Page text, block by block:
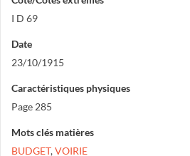
I D 69
Date
23/10/1915
Caractéristiques physiques
Page 285
Mots clés matières
BUDGET,VOIRIE